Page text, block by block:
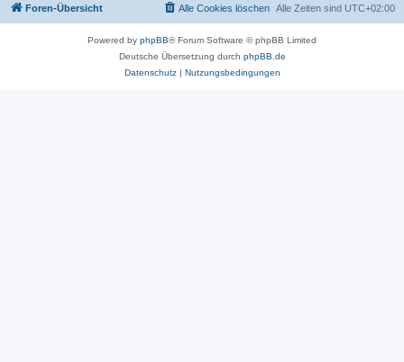
Foren-Übersicht Alle Zeiten sind UTC+02:00
Alle Cookies löschen
Powered by phpBB® Forum Software © phpBB Limited
Deutsche Übersetzung durch phpBB.de
Datenschutz| Nutzungsbedingungen